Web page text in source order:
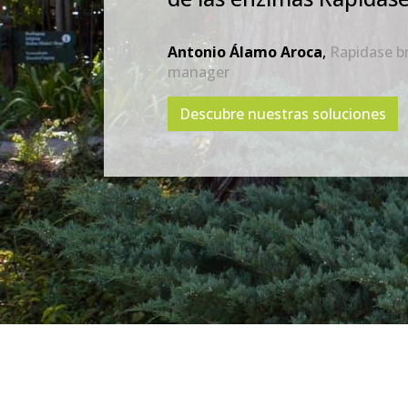
Antonio Álamo Aroca, Rapidase
manager
Descubre nuestras soluciones